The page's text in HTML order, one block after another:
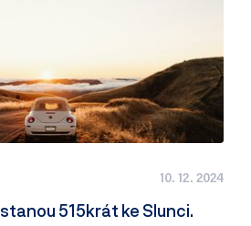
10. 12. 2024
515krát ke Slunci.